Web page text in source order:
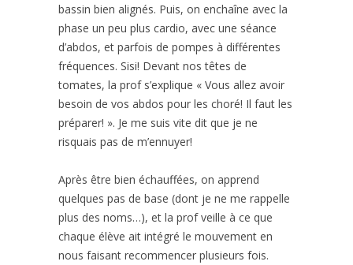
bassin bien alignés. Puis, on enchaîne avec la
phase un peu plus cardio, avec une séance
d’abdos, et parfois de pompes à différentes
fréquences. Sisi! Devant nos têtes de
tomates, la prof s’explique « Vous allez avoir
besoin de vos abdos pour les choré! Il faut les
préparer! ». Je me suis vite dit que je ne
risquais pas de m’ennuyer!
Après être bien échauffées, on apprend
quelques pas de base (dont je ne me rappelle
plus des noms…), et la prof veille à ce que
chaque élève ait intégré le mouvement en
nous faisant recommencer plusieurs fois.